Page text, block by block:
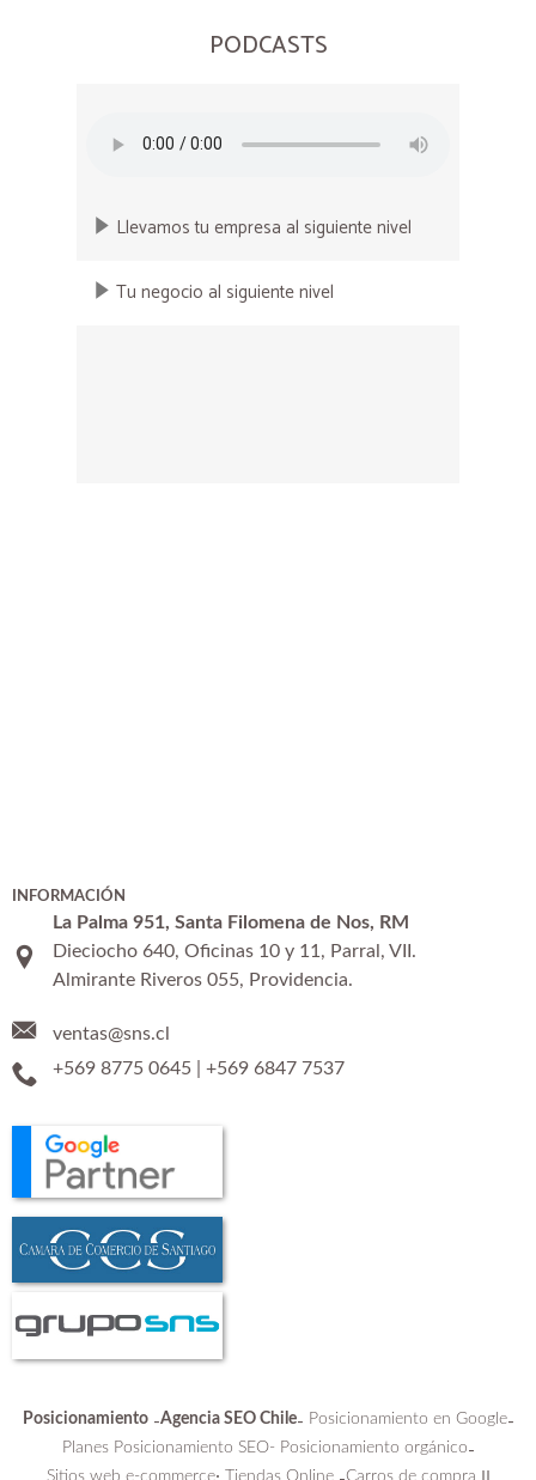
PODCASTS
Llevamos tu empresa al siguiente nivel
Tu negocio al siguiente nivel
INFORMACIÓN
La Palma 951, Santa Filomena de Nos, RM
Dieciocho 640, Oficinas 10 y 11, Parral, VII.
Almirante Riveros 055, Providencia.
ventas@sns.cl
+569 8775 0645| +569 6847 7537
Posicionamiento-Agencia SEO Chile- Posicionamiento en Google-
Planes Posicionamiento SEO- Posicionamiento orgánico-
Sitios web e-commerce Tiendas Online Carros de compra